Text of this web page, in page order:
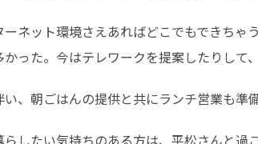
ネット環境さえあればどこでもできち
った。今はテレワークを提案したりして
、朝ごはんの提供と共にランチ営業も準
したい気持ちのある方は、平松さんと過